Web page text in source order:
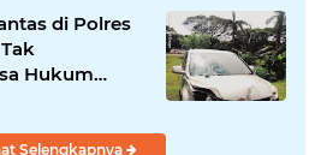
di Polres
Hukum
Selengkapnya